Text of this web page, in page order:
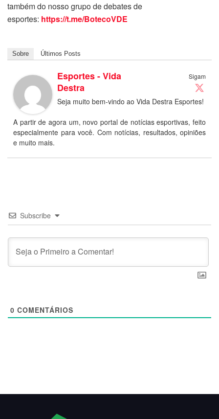
também do nosso grupo de debates de
esportes: https://t.me/BotecoVDE
Sobre Últimos Posts
Sigam
Esportes - Vida
Destra
Seja muito bem-vindo ao Vida Destra Esportes!
A partir de agora um, novo portal de notícias esportivas, feito
especialmente para você. Com notícias, resultados, opiniões
e muito mais.
Subscribe
0 COMENTÁRIOS